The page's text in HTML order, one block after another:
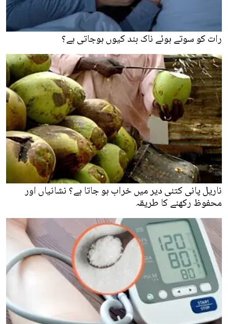
رات کو سوتے ہوئے ناک بند کیوں ہوجاتی ہے؟
ناریل پانی کتنی دیر میں خراب ہو جاتا ہے؟ نشانیاں اور
محفوظ رکھنے کا طریقہ